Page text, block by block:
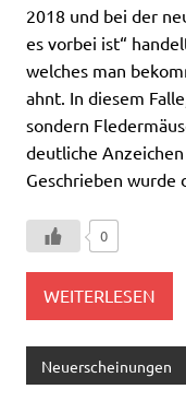
2018 und bei der
es vorbei ist“
welches man
ahnt. In diesem
sondern
deutliche Anzeichen
Geschrieben
0
WEITERLESEN
Neuerscheinungen